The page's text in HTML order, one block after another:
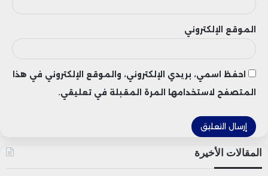
السياحة والخدمات، ويُتوقع أن تساهم البطولة
في جذب استثمارات أجنبية، مما يبرز إمكانات
المغرب الاقتصادية ويعزز موقعه الاستراتيجي
كبوابة للأسواق الإفريقية.
ورغم الفرص الكبيرة التي ستتيحها البطولة،
حذر ساري من ضرورة التخطيط السليم واتخاذ
استراتيجيات واضحة لضمان نجاح هذا الحدث
الموقع الإلكتروني
احفظ اسمي، بريدي الإلكتروني، والموقع الإلكتروني في هذا
المتصفح لاستخدامها المرة المقبلة في تعليقي.
المقالات الأخيرة